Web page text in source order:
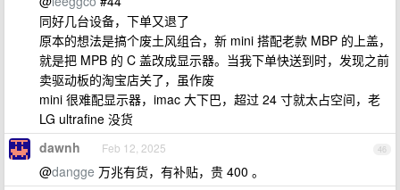
同好几台设备，下单又退了
原本的想法是搞个废土风组合，新 mini 搭配老款 MBP 的上盖，
就是把 MPB 的 C 盖改成显示器。当我下单快送到时，发现之前
卖驱动板的淘宝店关了，虽作废
mini 很难配显示器，imac 大下巴，超过 24 寸就太占空间，老
LG ultrafine 没货
46
dawnh Feb 12, 2025
@dangge 万兆有货，有补贴，贵 400 。